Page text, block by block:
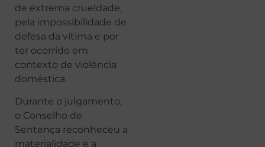
de extrema crueldade,
pela impossibilidade de
defesa da vítima e por
ter ocorrido em
contexto de violência
doméstica.
Durante o julgamento,
o Conselho de
Sentença reconheceu a
materialidade e a